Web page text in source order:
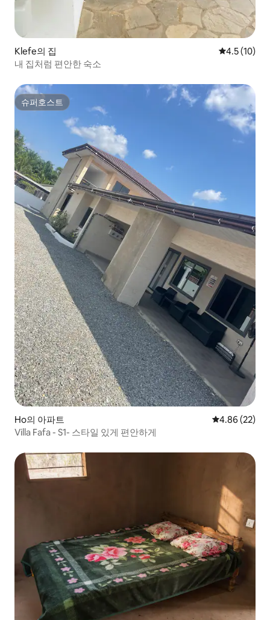
Klefe의 집 평점 4.5점
4.5 (10)
내 집처럼 편안한 숙소
슈퍼호스트
슈퍼호스트
Ho의 아파트 평점 4.86점(5
4.86 (22)
Villa Fafa - S1- 스타일 있게 편안하게